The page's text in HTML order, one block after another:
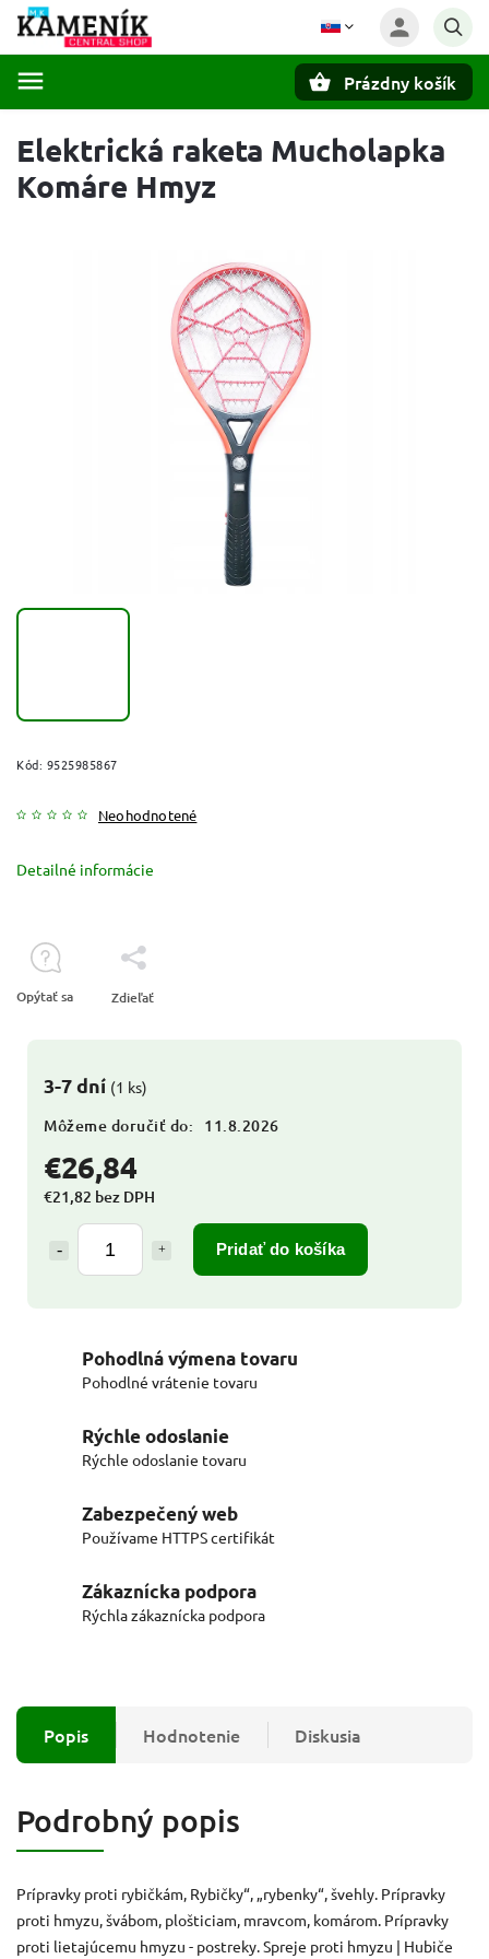
Prázdny košík
Elektrická raketa Mucholapka
Komáre Hmyz
Kód: 9525985867
Neohodnotené
€26,84
€21,82 bez DPH
Pridať do košíka
3-7 dní (1 ks)
Môžeme doručiť do: 11.8.2026
Detailné informácie
Opýtať sa Zdieľať
Pohodlná výmena tovaru
Pohodlné vrátenie tovaru
Rýchle odoslanie
Rýchle odoslanie tovaru
Zabezpečený web
Používame HTTPS certifikát
Zákaznícka podpora
Rýchla zákaznícka podpora
Popis Hodnotenie Diskusia
Podrobný popis
Prípravky proti rybičkám, Rybičky“, „rybenky“, švehly. Prípravky
proti hmyzu, švábom, plošticiam, mravcom, komárom. Prípravky
proti lietajúcemu hmyzu - postreky. Spreje proti hmyzu | Hubiče